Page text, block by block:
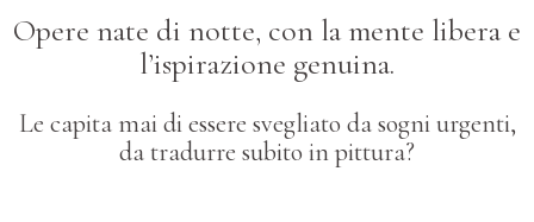
Opere nate di notte, con la mente libera e
l’ispirazione genuina.
Le capita mai di essere svegliato da sogni urgenti,
da tradurre subito in pittura?